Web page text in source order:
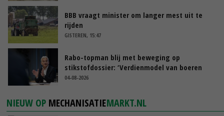
BBB vraagt minister om langer mest uit te
rijden
GISTEREN, 15:47
Rabo-topman blij met beweging op
stikstofdossier: ‘Verdienmodel van boeren
blijft cruciaal’
04-08-2026
NIEUW OP MECHANISATIEMARKT.NL